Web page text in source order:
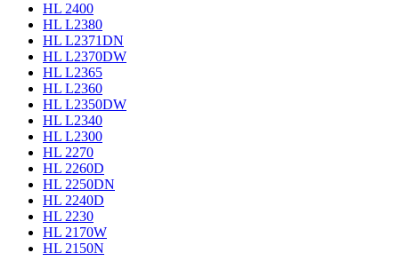
HL 2400
HL L2380
HL L2371DN
HL L2370DW
HL L2365
HL L2360
HL L2350DW
HL L2340
HL L2300
HL 2270
HL 2260D
HL 2250DN
HL 2240D
HL 2230
HL 2170W
HL 2150N